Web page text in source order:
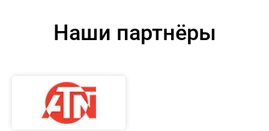
Наши партнёры